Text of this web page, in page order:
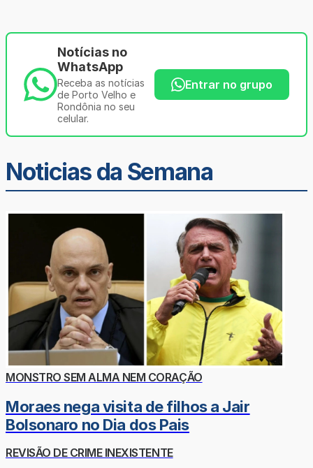
Notícias no
WhatsApp
Receba as notícias
de Porto Velho e
Rondônia no seu
celular.
Entrar no grupo
Noticias da Semana
MONSTRO SEM ALMA NEM CORAÇÃO
Moraes nega visita de filhos a Jair
Bolsonaro no Dia dos Pais
REVISÃO DE CRIME INEXISTENTE